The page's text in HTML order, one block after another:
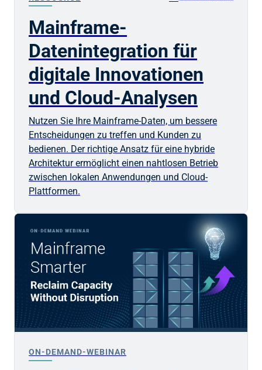
Mainframe-
Datenintegration für
digitale Innovationen
und Cloud-Analysen
Nutzen Sie Ihre Mainframe-Daten, um bessere
Entscheidungen zu treffen und Kunden zu
bedienen. Der richtige Ansatz für eine hybride
Architektur ermöglicht einen nahtlosen Betrieb
zwischen lokalen Anwendungen und Cloud-
Plattformen.
ON-DEMAND-WEBINAR